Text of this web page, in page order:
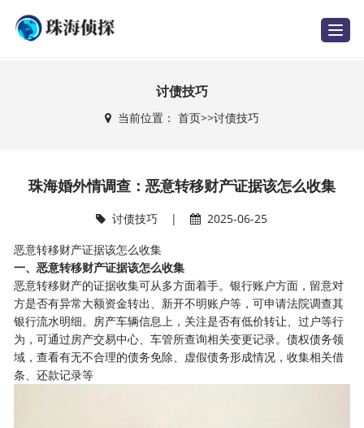
T
o
i
o
讨债技巧
当前位置： 首页>>讨债技巧
珠海婚外情调查：恶意转移财产证据该怎么收集
讨债技巧 |
2025-06-25
恶意转移财产证据该怎么收集
一、恶意转移财产证据该怎么收集
恶意转移财产的证据收集可从多方面着手。银行账户方面，留意对
方是否有异常大额资金转出、新开不明账户等，可申请法院调查其
银行流水明细。房产车辆信息上，关注是否有低价转让、过户等行
为，可通过房产交易中心、车管所查询相关变更记录。债权债务领
域，查看有无不合理的债务免除、虚假债务形成情况，收集相关借
条、还款记录等